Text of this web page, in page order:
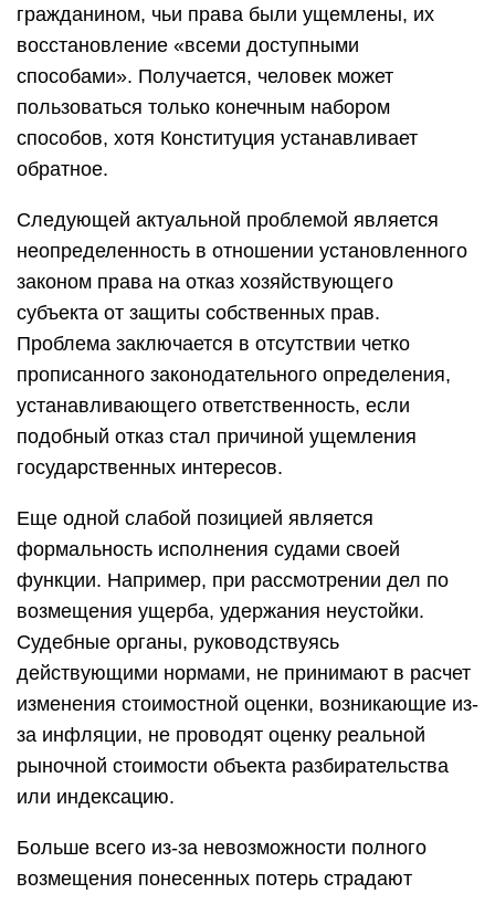
гражданином, чьи права были ущемлены, их
восстановление «всеми доступными
способами». Получается, человек может
пользоваться только конечным набором
способов, хотя Конституция устанавливает
обратное.
Следующей актуальной проблемой является
неопределенность в отношении установленного
законом права на отказ хозяйствующего
субъекта от защиты собственных прав.
Проблема заключается в отсутствии четко
прописанного законодательного определения,
устанавливающего ответственность, если
подобный отказ стал причиной ущемления
государственных интересов.
Еще одной слабой позицией является
формальность исполнения судами своей
функции. Например, при рассмотрении дел по
возмещения ущерба, удержания неустойки.
Судебные органы, руководствуясь
действующими нормами, не принимают в расчет
изменения стоимостной оценки, возникающие из-
за инфляции, не проводят оценку реальной
рыночной стоимости объекта разбирательства
или индексацию.
Больше всего из-за невозможности полного
возмещения понесенных потерь страдают